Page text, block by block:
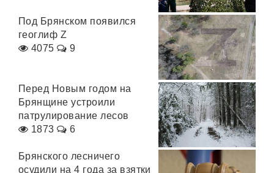
Под Брянском появился
геоглиф Z
4075
9
Перед Новым годом на
Брянщине устроили
патрулирование лесов
1873
6
Брянского лесничего
осудили на 4 года за взятки